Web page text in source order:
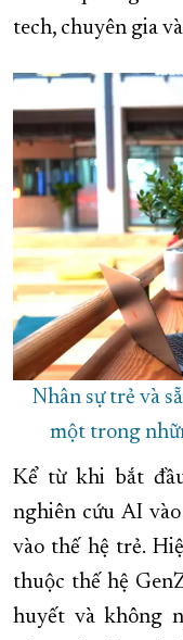
tech, chuyên gia
Nhân sự trẻ và
một trong
Kể từ khi bắt
nghiên cứu AI
vào thế hệ trẻ.
thuộc thế hệ
huyết và không